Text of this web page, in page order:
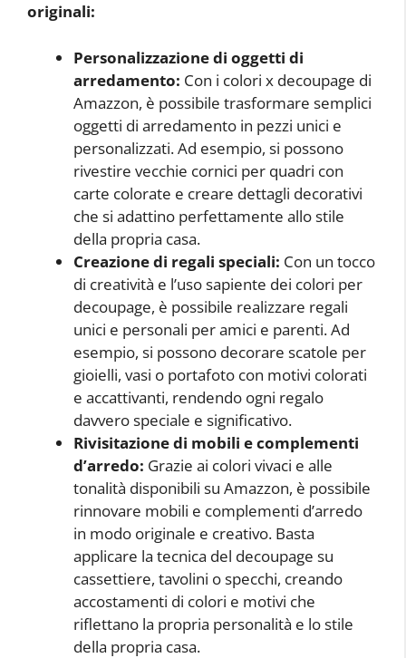
originali:
Personalizzazione di oggetti di
arredamento: Con i colori x decoupage di
Amazzon, è possibile trasformare semplici
oggetti di arredamento in pezzi unici e
personalizzati. Ad esempio, si possono
rivestire vecchie cornici per quadri con
carte colorate e creare dettagli decorativi
che si adattino perfettamente allo stile
della propria casa.
Creazione di regali speciali: Con un tocco
di creatività e l’uso sapiente dei colori per
decoupage, è possibile realizzare regali
unici e personali per amici e parenti. Ad
esempio, si possono decorare scatole per
gioielli, vasi o portafoto con motivi colorati
e accattivanti, rendendo ogni regalo
davvero speciale e significativo.
Rivisitazione di mobili e complementi
d’arredo: Grazie ai colori vivaci e alle
tonalità disponibili su Amazzon, è possibile
rinnovare mobili e complementi d’arredo
in modo originale e creativo. Basta
applicare la tecnica del decoupage su
cassettiere, tavolini o specchi, creando
accostamenti di colori e motivi che
riflettano la propria personalità e lo stile
della propria casa.